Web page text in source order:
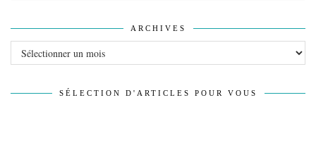
ARCHIVES
SÉLECTION D'ARTICLES POUR VOUS